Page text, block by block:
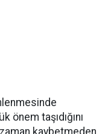
önem taşıdığını